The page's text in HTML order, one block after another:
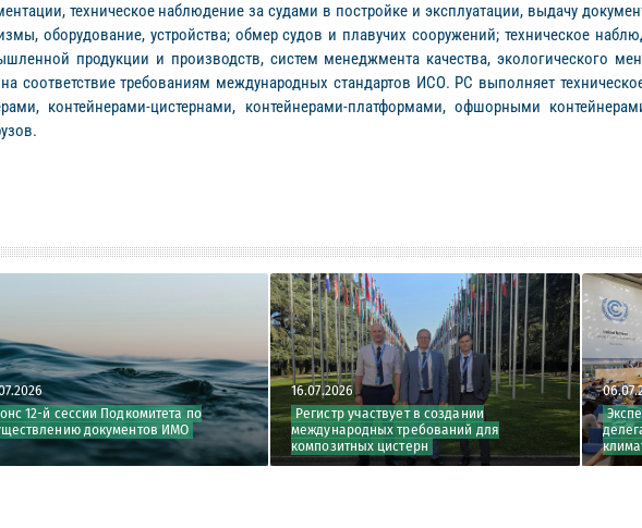
техническое наблюдение за судами в постройке и эксплуатации, выдачу
оборудование, устройства; обмер судов и плавучих сооружений; техническое
продукции и производств, систем менеджмента качества, экологического
соответствие требованиям международных стандартов ИСО. РС выполняет
контейнерами-цистернами, контейнерами-платформами, офшорными
Подкомитета по
документов ИМО
16.07.2026
Регистр участвует в создании
международных требований для
композитных цистерн
06.07.2026
Эксперт РС в
делегации
климатическим